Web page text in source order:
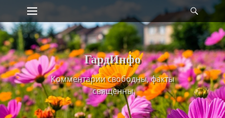
Skip
to
content
Primary Menu
ГардИнфо
Комментарии свободны, факты
священны